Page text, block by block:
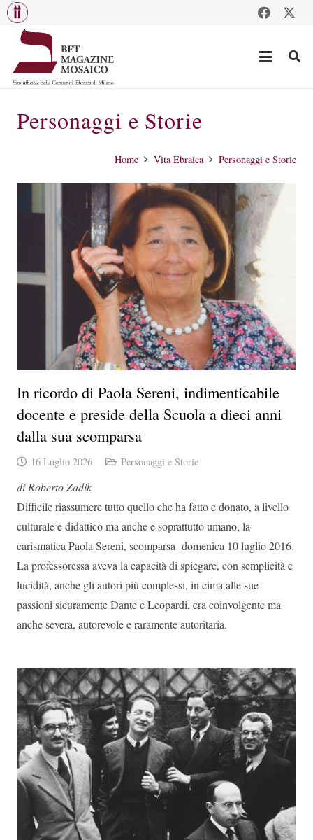
Personaggi e Storie
Home Vita Ebraica Personaggi e Storie
In ricordo di Paola Sereni, indimenticabile
docente e preside della Scuola a dieci anni
dalla sua scomparsa
16 Luglio 2026 Personaggi e Storie
di Roberto Zadik
Difficile riassumere tutto quello che ha fatto e donato, a livello
culturale e didattico ma anche e soprattutto umano, la
carismatica Paola Sereni, scomparsa domenica 10 luglio 2016.
La professoressa aveva la capacità di spiegare, con semplicità e
lucidità, anche gli autori più complessi, in cima alle sue
passioni sicuramente Dante e Leopardi, era coinvolgente ma
anche severa, autorevole e raramente autoritaria.